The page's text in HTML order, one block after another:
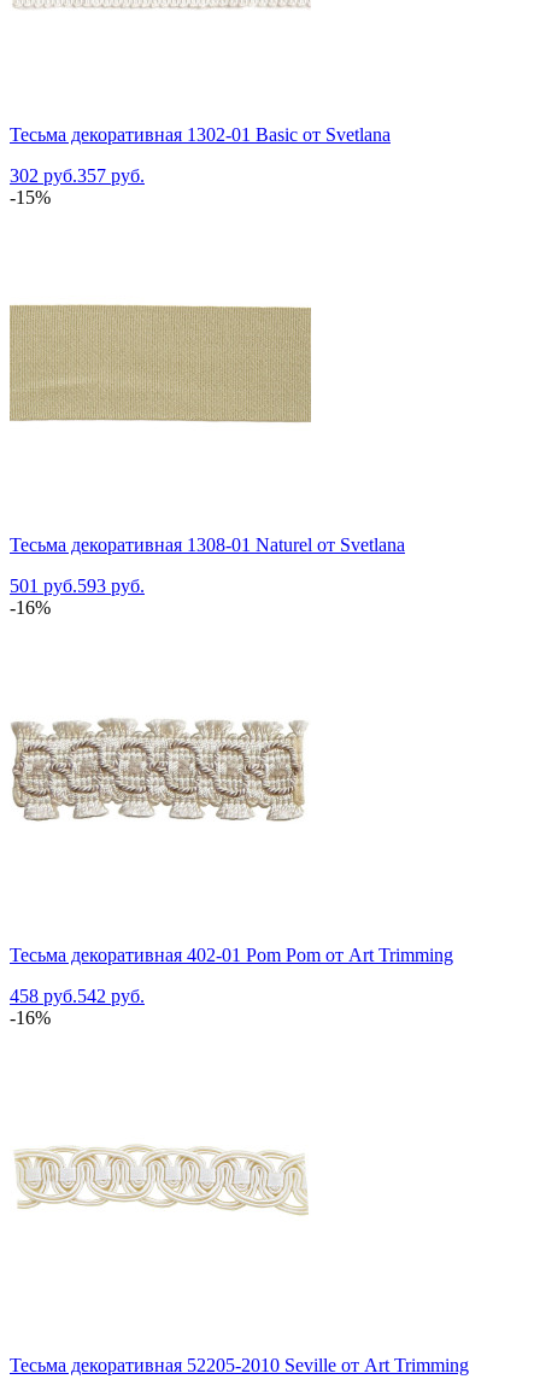
Тесьма декоративная 1302-01 Basic от Svetlana
302 руб.357 руб.
-15%
Тесьма декоративная 1308-01 Naturel от Svetlana
501 руб.593 руб.
-16%
Тесьма декоративная 402-01 Pom Pom от Art Trimming
458 руб.542 руб.
-16%
Тесьма декоративная 52205-2010 Seville от Art Trimming